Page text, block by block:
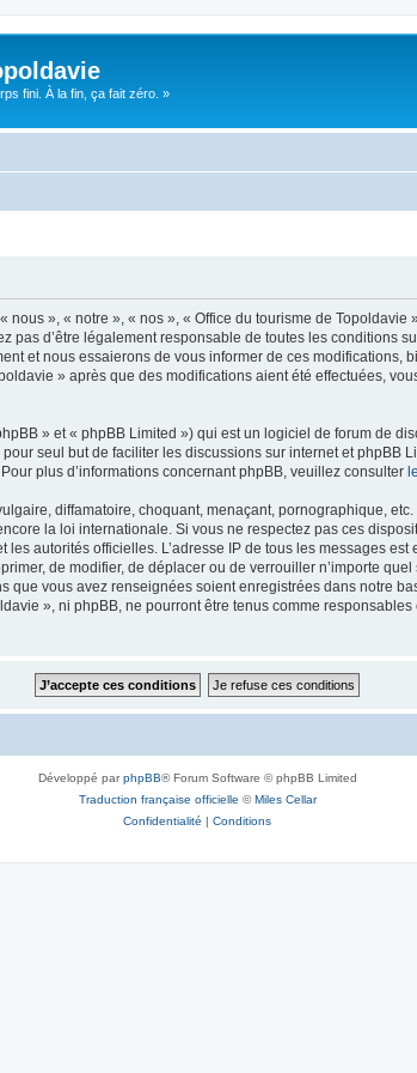
fini. À la fin, ça fait zéro. »
», « notre », « nos », « Office du tourisme de
pas d’être légalement responsable de toutes les conditions
et nous essaierons de vous informer de ces
» après que des modifications aient été effectuées,
» et « phpBB Limited ») qui est un logiciel de forum de
seul but de faciliter les discussions sur internet et phpBB
plus d’informations concernant phpBB, veuillez consulter
diffamatoire, choquant, menaçant, pornographique,
la loi internationale. Si vous ne respectez pas ces
autorités officielles. L’adresse IP de tous les messages
de modifier, de déplacer ou de verrouiller n’importe
que vous avez renseignées soient enregistrées dans notre
», ni phpBB, ne pourront être tenus comme
Développé parphpBB® Forum Software © phpBB Limited
Traduction française officielle ©Miles Cellar
Confidentialité | Conditions